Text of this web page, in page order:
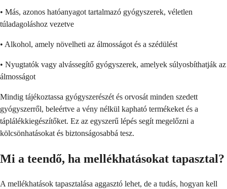
• Más, azonos hatóanyagot tartalmazó gyógyszerek, véletlen
túladagoláshoz vezetve
• Alkohol, amely növelheti az álmosságot és a szédülést
• Nyugtatók vagy alvássegítő gyógyszerek, amelyek súlyosbíthatják az
álmosságot
Mindig tájékoztassa gyógyszerészét és orvosát minden szedett
gyógyszerről, beleértve a vény nélkül kapható termékeket és a
táplálékkiegészítőket. Ez az egyszerű lépés segít megelőzni a
kölcsönhatásokat és biztonságosabbá tesz.
Mi a teendő, ha mellékhatásokat tapasztal?
A mellékhatások tapasztalása aggasztó lehet, de a tudás, hogyan kell